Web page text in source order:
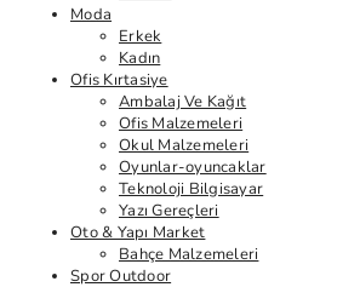
Moda
Erkek
Kadın
Ofis Kırtasiye
Ambalaj Ve Kağıt
Ofis Malzemeleri
Okul Malzemeleri
Oyunlar-oyuncaklar
Teknoloji Bilgisayar
Yazı Gereçleri
Oto & Yapı Market
Bahçe Malzemeleri
Spor Outdoor